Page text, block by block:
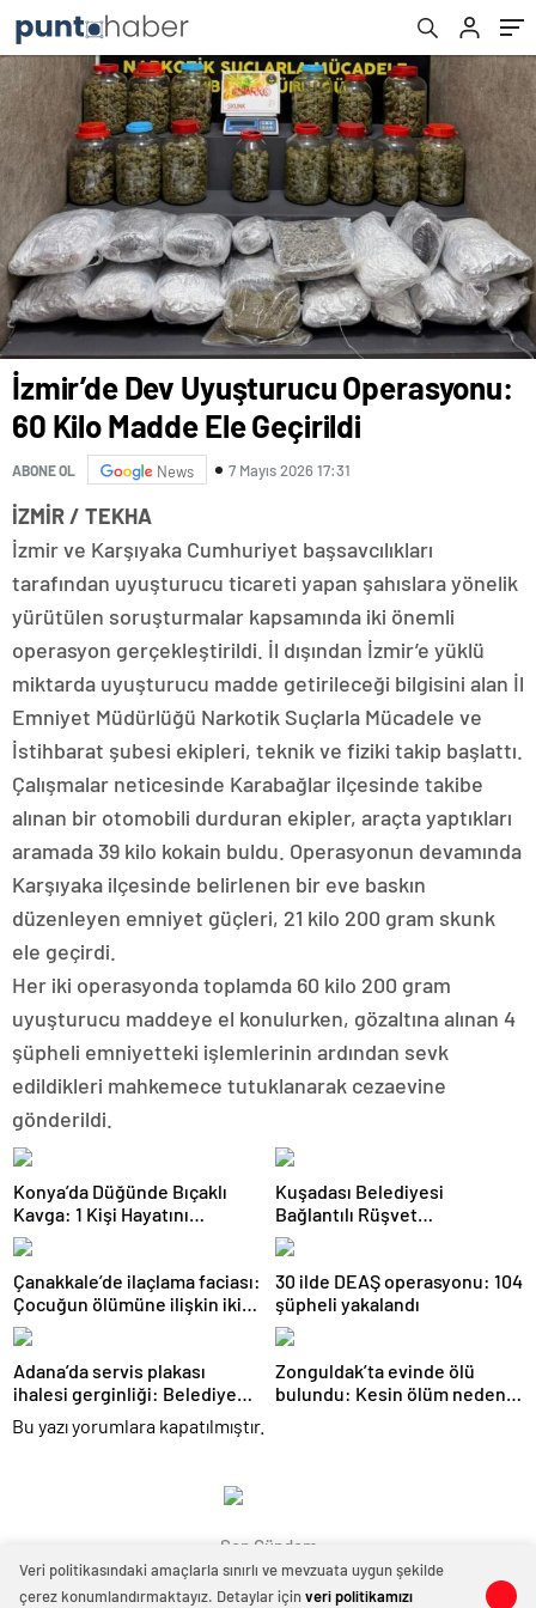
İzmir’de Dev Uyuşturucu Operasyonu:
60 Kilo Madde Ele Geçirildi
ABONE OL News 7 Mayıs 2026 17:31
0 0
İZMİR / TEKHA
İzmir ve Karşıyaka Cumhuriyet başsavcılıkları
tarafından uyuşturucu ticareti yapan şahıslara yönelik
yürütülen soruşturmalar kapsamında iki önemli
operasyon gerçekleştirildi. İl dışından İzmir’e yüklü
miktarda uyuşturucu madde getirileceği bilgisini alan İl
Emniyet Müdürlüğü Narkotik Suçlarla Mücadele ve
İstihbarat şubesi ekipleri, teknik ve fiziki takip başlattı.
Çalışmalar neticesinde Karabağlar ilçesinde takibe
alınan bir otomobili durduran ekipler, araçta yaptıkları
aramada 39 kilo kokain buldu. Operasyonun devamında
Karşıyaka ilçesinde belirlenen bir eve baskın
düzenleyen emniyet güçleri, 21 kilo 200 gram skunk
ele geçirdi.
Her iki operasyonda toplamda 60 kilo 200 gram
uyuşturucu maddeye el konulurken, gözaltına alınan 4
şüpheli emniyetteki işlemlerinin ardından sevk
edildikleri mahkemece tutuklanarak cezaevine
gönderildi.
Konya’da Düğünde Bıçaklı
Kavga: 1 Kişi Hayatını
Kaybetti
Kuşadası Belediyesi
Bağlantılı Rüşvet
Operasyonu: 15 Gözaltı
Çanakkale’de ilaçlama faciası:
Çocuğun ölümüne ilişkin iki
tutuklama
30 ilde DEAŞ operasyonu: 104
şüpheli yakalandı
Adana’da servis plakası
ihalesi gerginliği: Belediyeye
girmek isteyen gruba
müdahale
Zonguldak’ta evinde ölü
bulundu: Kesin ölüm nedeni
Bu yazı yorumlara kapatılmıştır.
Son Gündem
Veri politikasındaki amaçlarla sınırlı ve mevzuata uygun şekilde
çerez konumlandırmaktayız. Detaylar içinveri politikamızı